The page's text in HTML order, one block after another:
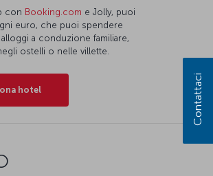
con Booking.com e Jolly, puoi
euro, che puoi spendere
a conduzione familiare,
ostelli o nelle villette.
hotel Contattaci